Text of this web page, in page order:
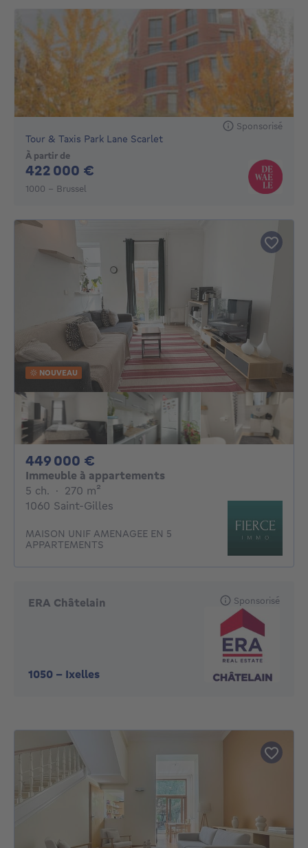
Sponsorisé
Tour & Taxis Park Lane Scarlet
À partir de
422 000 €
1000 - Brussel
NOUVEAU
449 000 €
Immeuble à appartements
5 ch. 5 chambres
· 270 m²
1060 Saint-Gilles
MAISON UNIF AMENAGEE EN 5
APPARTEMENTS
ERA Châtelain
1050 - Ixelles
Sponsorisé